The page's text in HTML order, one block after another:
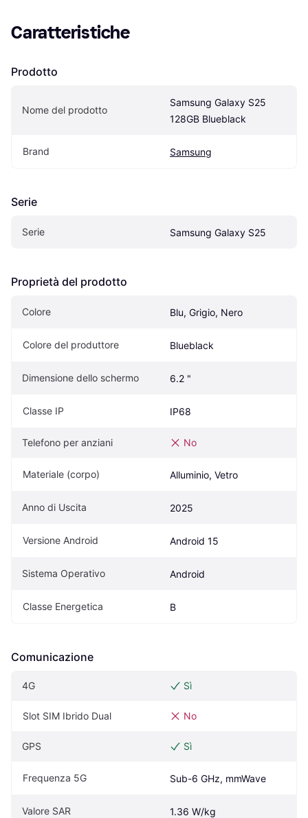
Caratteristiche
Prodotto
Nome del prodotto
Samsung Galaxy S25
128GB Blueblack
Brand Samsung
Serie
Serie Samsung Galaxy S25
Proprietà del prodotto
Colore Blu, Grigio, Nero
Colore del produttore Blueblack
Dimensione dello schermo 6.2 "
Classe IP IP68
Telefono per anziani No
Materiale (corpo) Alluminio, Vetro
Anno di Uscita 2025
Versione Android Android 15
Sistema Operativo Android
Classe Energetica B
Comunicazione
4G Sì
Slot SIM Ibrido Dual No
GPS Sì
Frequenza 5G Sub-6 GHz, mmWave
Valore SAR 1.36 W/kg